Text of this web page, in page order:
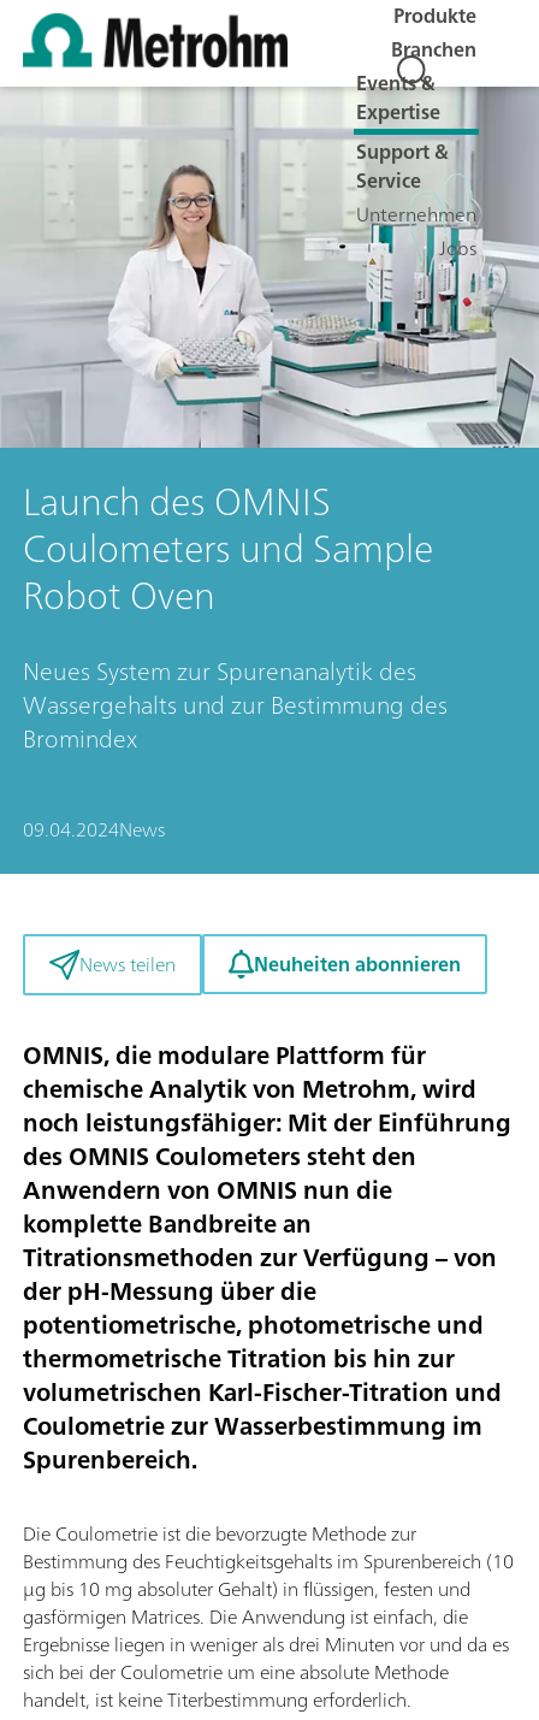
Produkte
Branchen
Events &
Expertise
Support &
Service
Unternehmen
Jobs
Launch des OMNIS
Coulometers und Sample
Robot Oven
Neues System zur Spurenanalytik des
Wassergehalts und zur Bestimmung des
Bromindex
09.04.2024News
News teilen Neuheiten abonnieren
OMNIS, die modulare Plattform für
chemische Analytik von Metrohm, wird
noch leistungsfähiger: Mit der Einführung
des OMNIS Coulometers steht den
Anwendern von OMNIS nun die
komplette Bandbreite an
Titrationsmethoden zur Verfügung – von
der pH-Messung über die
potentiometrische, photometrische und
thermometrische Titration bis hin zur
volumetrischen Karl-Fischer-Titration und
Coulometrie zur Wasserbestimmung im
Spurenbereich.
Die Coulometrie ist die bevorzugte Methode zur
Bestimmung des Feuchtigkeitsgehalts im Spurenbereich (10
µg bis 10 mg absoluter Gehalt) in flüssigen, festen und
gasförmigen Matrices. Die Anwendung ist einfach, die
Ergebnisse liegen in weniger als drei Minuten vor und da es
sich bei der Coulometrie um eine absolute Methode
handelt, ist keine Titerbestimmung erforderlich.